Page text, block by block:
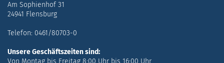
Am Sophienhof 31
24941 Flensburg
Telefon: 0461/80703-0
Unsere Geschäftszeiten sind:
Von Montag bis Freitag 8:00 Uhr bis 16:00 Uhr